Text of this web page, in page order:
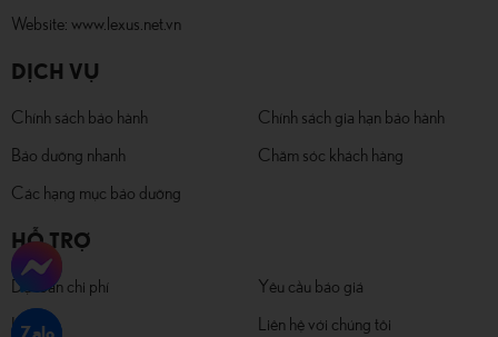
Website: www.lexus.net.vn
DỊCH VỤ
Chính sách bảo hành
Bảo dưỡng nhanh
Các hạng mục bảo dưỡng
Chính sách gia hạn bảo hành
Chăm sóc khách hàng
HỖ TRỢ
Dự toán chi phí
Lái thử
Yêu cầu báo giá
Liên hệ với chúng tôi